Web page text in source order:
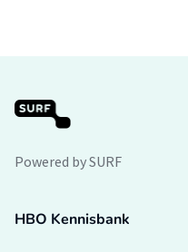
Powered by SURF
HBO Kennisbank